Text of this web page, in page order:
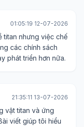
01:05:19 12-07-2026
titan nhưng việc chế
các chính sách
phát triển hơn nữa.
21:35:11 13-07-2026
vật titan và ứng
viết giúp tôi hiểu